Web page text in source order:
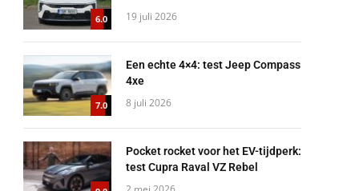
6.0 19 juli 2026
7.0
Een echte 4×4: test Jeep Compass
4xe
8 juli 2026
Pocket rocket voor het EV-tijdperk:
test Cupra Raval VZ Rebel